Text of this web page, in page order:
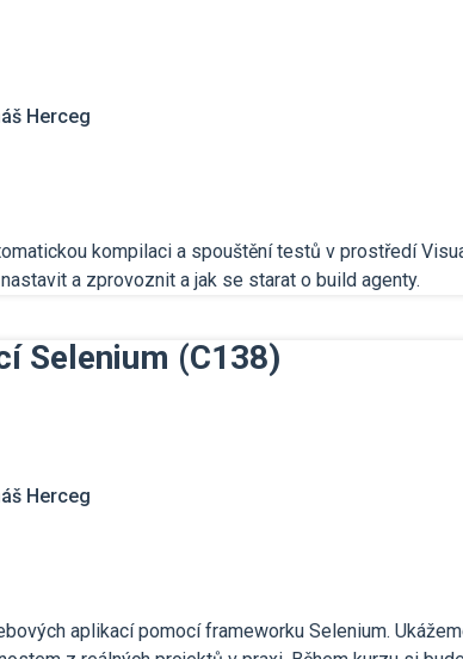
Herceg
kompilaci a spouštění testů v prostředí
a zprovoznit a jak se starat o build agenty.
Selenium (C138)
Herceg
aplikací pomocí frameworku Selenium.